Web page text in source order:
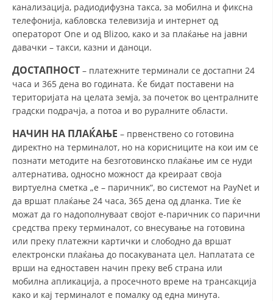
THE SOCIAL WELFARE ACTIVITY
DISASTER PREPAREDNESS AND RESPONSE
PUBLIC RELATIONS
RESEARCH OF PUBLIC OPINION
INTERNATIONAL COOPERATION
HEALTH PREVENTION
BLOOD DONATION
VOLUNTEER MANAGEMENT
ABOUT US
канализација, радиодифузна такса, за мобилна и фиксна
телефонија, кабловска телевизија и интернет од
операторот One и од Blizoo, како и за плаќање на јавни
давачки – такси, казни и даноци.
ДОСТАПНОСТ – платежните терминали се достапни 24
часа и 365 дена во годината. Ќе бидат поставени на
територијата на целата земја, за почеток во централните
градски подрачја, а потоа и во руралните области.
НАЧИН НА ПЛАЌАЊЕ – првенствено со готовина
директно на терминалот, но на корисниците на кои им се
познати методите на безготовинско плаќање им се нуди
алтернатива, односно можност да креираат своја
виртуелна сметка „е – паричник“, во системот на PayNet и
да вршат плаќање 24 часа, 365 дена од дланка. Тие ќе
можат да го надополнуваат својот е-паричник со парични
средства преку терминалот, со внесување на готовина
или преку платежни картички и слободно да вршат
електронски плаќања до посакуваната цел. Наплатата се
врши на едноставен начин преку веб страна или
мобилна апликација, а просечното време на трансакција
како и кај терминалот е помалку од една минута.